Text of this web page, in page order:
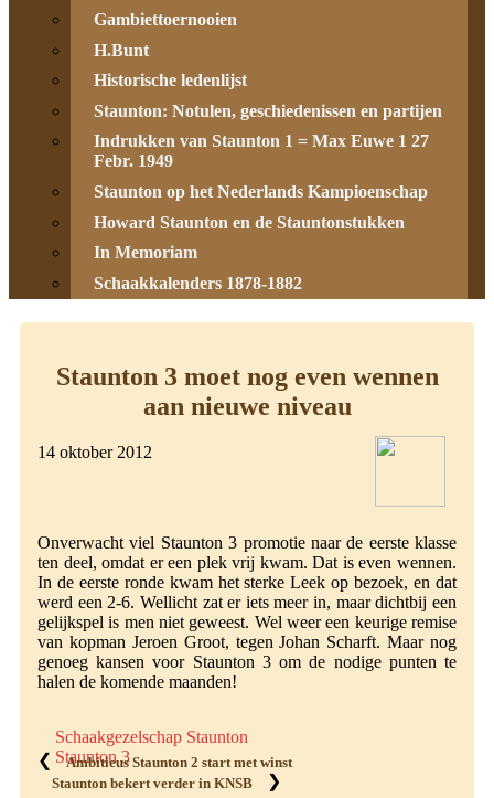
Gambiettoernooien
H.Bunt
Historische ledenlijst
Staunton: Notulen, geschiedenissen en partijen
Indrukken van Staunton 1 = Max Euwe 1 27
Febr. 1949
Staunton op het Nederlands Kampioenschap
Howard Staunton en de Stauntonstukken
In Memoriam
Schaakkalenders 1878-1882
Staunton 3 moet nog even wennen
aan nieuwe niveau
14 oktober 2012
Onverwacht viel Staunton 3 promotie naar de eerste klasse
ten deel, omdat er een plek vrij kwam. Dat is even wennen.
In de eerste ronde kwam het sterke Leek op bezoek, en dat
werd een 2-6. Wellicht zat er iets meer in, maar dichtbij een
gelijkspel is men niet geweest. Wel weer een keurige remise
van kopman Jeroen Groot, tegen Johan Scharft. Maar nog
genoeg kansen voor Staunton 3 om de nodige punten te
halen de komende maanden!
Schaakgezelschap Staunton
Staunton 3
❮
Ambitieus Staunton 2 start met winst
Staunton bekert verder in KNSB
❯